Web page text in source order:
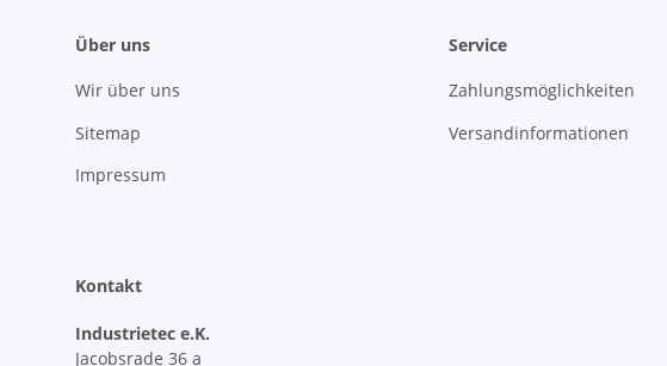
Über uns
Wir über uns
Sitemap
Impressum
Service
Zahlungsmöglichkeiten
Versandinformationen
Kontakt
Industrietec e.K.
Jacobsrade 36 a